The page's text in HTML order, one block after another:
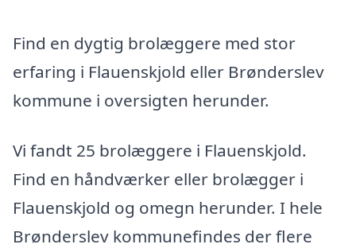
Find en dygtig brolæggere med stor
erfaring i Flauenskjold eller Brønderslev
kommune i oversigten herunder.
Vi fandt 25 brolæggere i Flauenskjold.
Find en håndværker eller brolægger i
Flauenskjold og omegn herunder. I hele
Brønderslev kommunefindes der flere